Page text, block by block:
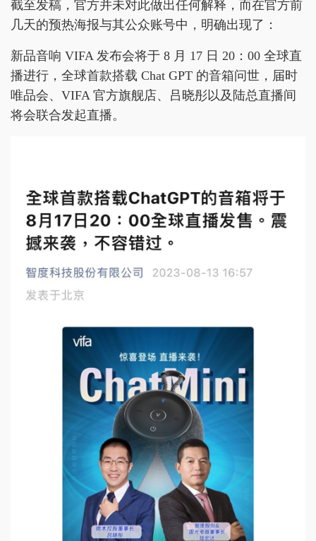
截至发稿，官方并未对此做出任何解释，而在官方前
几天的预热海报与其公众账号中，明确出现了：
新品音响 VIFA 发布会将于 8 月 17 日 20：00 全球直
播进行，全球首款搭载 Chat GPT 的音箱问世，届时
唯品会、VIFA 官方旗舰店、吕晓彤以及陆总直播间
将会联合发起直播。